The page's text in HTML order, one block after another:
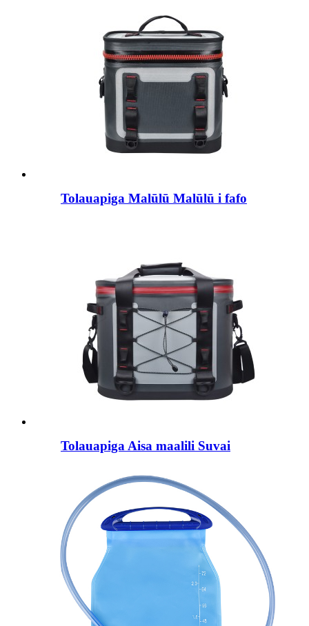
Tolauapiga Malūlū Malūlū i fafo
Tolauapiga Aisa maalili Suvai